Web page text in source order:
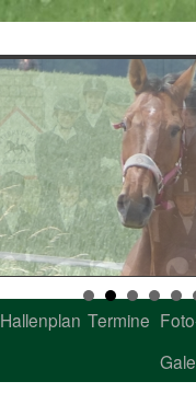
Hallenplan Termine